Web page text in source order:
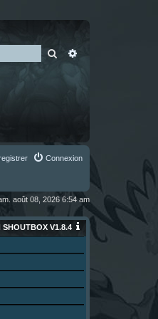
Rechercher
Connexion
août 08, 2026 6:54 am
SHOUTBOX V1.8.4